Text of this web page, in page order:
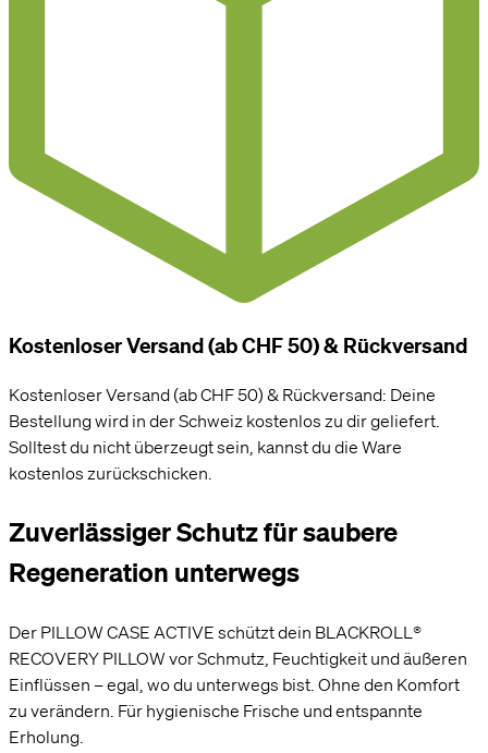
Kostenloser Versand (ab CHF 50) & Rückversand
Kostenloser Versand (ab CHF 50) & Rückversand: Deine
Bestellung wird in der Schweiz kostenlos zu dir geliefert.
Solltest du nicht überzeugt sein, kannst du die Ware
kostenlos zurückschicken.
Zuverlässiger Schutz für saubere
Regeneration unterwegs
Der PILLOW CASE ACTIVE schützt dein BLACKROLL®
RECOVERY PILLOW vor Schmutz, Feuchtigkeit und äußeren
Einflüssen – egal, wo du unterwegs bist. Ohne den Komfort
zu verändern. Für hygienische Frische und entspannte
Erholung.